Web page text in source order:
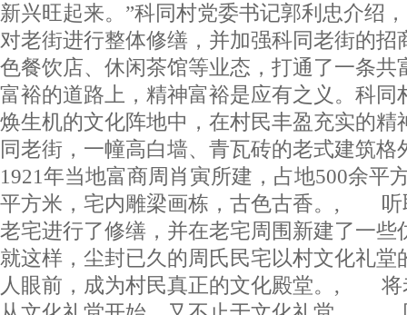
新兴旺起来。”科同村党委书记郭利忠介绍
对老街进行整体修缮，并加强科同老街的招
色餐饮店、休闲茶馆等业态，打通了一
富裕的道路上，精神富裕是应有之义。科同
焕生机的文化阵地中，在村民丰盈充实
同老街，一幢高白墙、青瓦砖的老式建筑格
1921年当地富商周肖寅所建，占地500余平
平方米，宅内雕梁画栋，古色古香。, 听
老宅进行了修缮，并在老宅周围新建了一些
就这样，尘封已久的周氏民宅以村文化礼堂
人眼前，成为村民真正的文化殿堂。, 将